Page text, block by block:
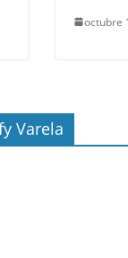
octubre
Varela